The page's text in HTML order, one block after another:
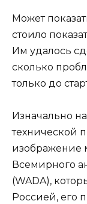
Может
стоило
Им удалось
сколько
только до
Изначально
технической
изображение
Всемирного
(WADA),
Россией, его